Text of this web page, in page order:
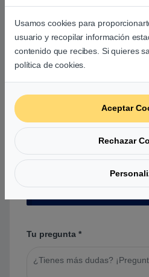
Aún no hay reseñas.
Preguntas y
usuarios sobre
No hay preguntas aún. Sé
una pregunta acerca de
Tu pregunta *
Usamos cookies para
usuario y recopilar información
contenido que recibes. Si quieres
política de cookies.
Aceptar
Rechazar